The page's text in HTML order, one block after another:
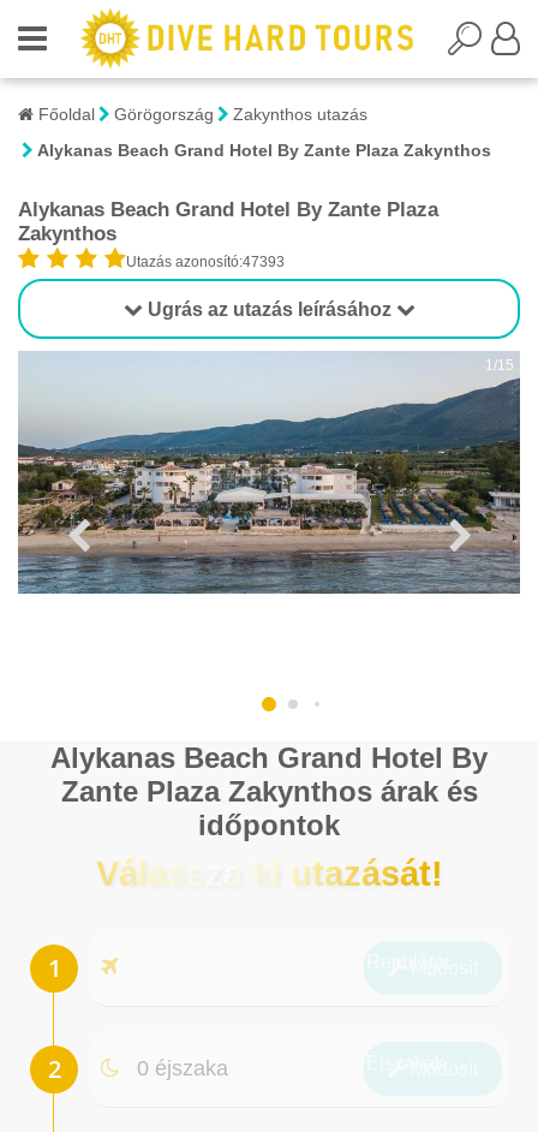
Főoldal Görögország
Zakynthos utazás
Alykanas Beach Grand Hotel By Zante Plaza Zakynthos
Alykanas Beach Grand Hotel By Zante Plaza
Zakynthos
Utazás azonosító:47393
Ugrás az utazás leírásához
1/15
Alykanas Beach Grand Hotel By
Zante Plaza Zakynthos árak és
időpontok
Válassza ki utazását!
0 éjszaka